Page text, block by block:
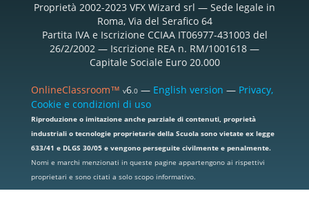
Proprietà 2002-2023 VFX Wizard srl — Sede legale in
Roma, Via del Serafico 64
Partita IVA e Iscrizione CCIAA IT06977-431003 del
26/2/2002 — Iscrizione REA n. RM/1001618 —
Capitale Sociale Euro 20.000
OnlineClassroom™ v6.0— English version — Privacy,
Cookie e condizioni di uso
Riproduzione o imitazione anche parziale di contenuti, proprietà
industriali o tecnologie proprietarie della Scuola sono vietate ex legge
633/41 e DLGS 30/05 e vengono perseguite civilmente e penalmente.
Nomi e marchi menzionati in queste pagine appartengono ai rispettivi
proprietari e sono citati a solo scopo informativo.